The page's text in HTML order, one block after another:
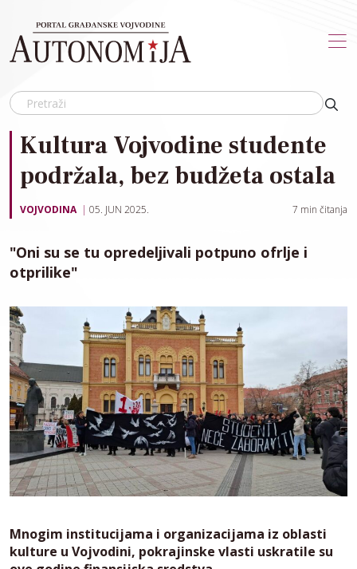
Kultura Vojvodine studente
podržala, bez budžeta ostala
VOJVODINA 05. JUN 2025. 7 min čitanja
"Oni su se tu opredeljivali potpuno ofrlje i
otprilike"
Mnogim institucijama i organizacijama iz oblasti
kulture u Vojvodini, pokrajinske vlasti uskratile su